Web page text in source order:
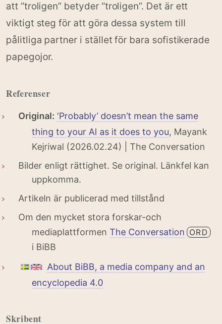
att ”troligen” betyder ”troligen”. Det är ett
viktigt steg för att göra dessa system till
pålitliga partner i stället för bara sofistikerade
papegojor.
Referenser
Original: ‘Probably’ doesn’t mean the same
thing to your AI as it does to you, Mayank
Kejriwal (2026.02.24) | The Conversation
Bilder enligt rättighet. Se original. Länkfel kan
uppkomma.
Artikeln är publicerad med tillstånd
Om den mycket stora forskar-och
mediaplattformen The Conversation ORD
i BiBB
About BiBB, a media company and an
encyclopedia 4.0
Skribent